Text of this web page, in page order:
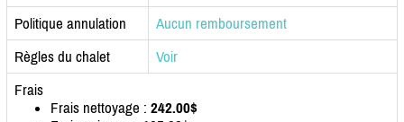
Politique annulation
Aucun remboursement
Règles du chalet
Voir
Frais
Frais nettoyage : 242.00$